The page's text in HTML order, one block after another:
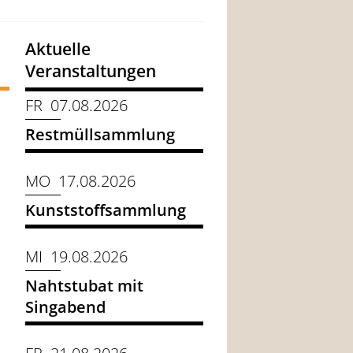
Aktuelle
Veranstaltungen
FR 07.08.2026
Restmüllsammlung
MO 17.08.2026
Kunststoffsammlung
MI 19.08.2026
Nahtstubat mit
Singabend